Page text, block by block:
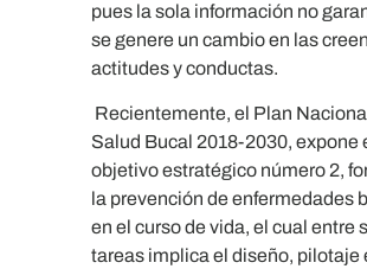
pues la sola información no
se genere un cambio en las
actitudes y conductas.
Recientemente, el Plan
Salud Bucal 2018-2030, expone
objetivo estratégico número 2,
la prevención de enfermedades
en el curso de vida, el cual entre
tareas implica el diseño, pilotaje